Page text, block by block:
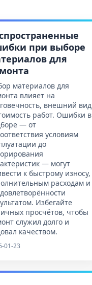
при выборе
для
материалов для
влияет на
внешний вид
работ. Ошибки в
— от
условиям
до
— могут
к быстрому износу,
расходам и
Избегайте
просчётов, чтобы
служил долго и
качеством.
01-23